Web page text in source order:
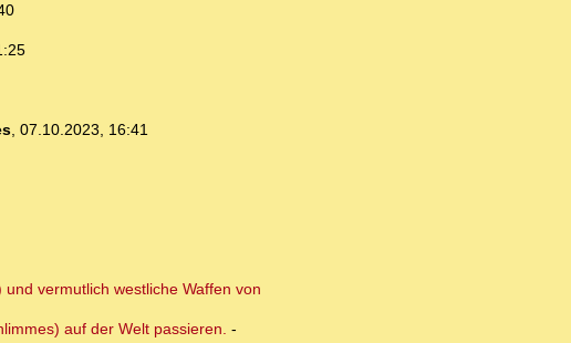
, 07.10.2023, 16:41
vermutlich westliche Waffen von
auf der Welt passieren. -